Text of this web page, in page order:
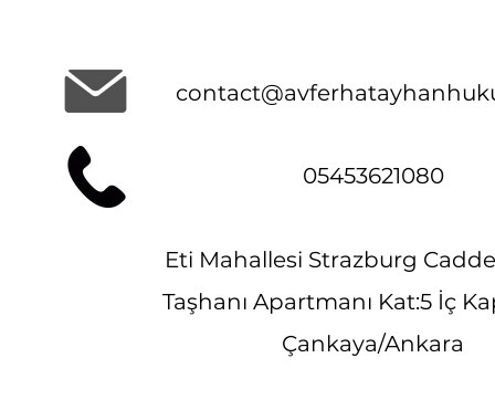
05453621080
Eti Mahallesi Strazburg
Taşhanı Apartmanı Kat:5 İç
Çankaya/Ankara